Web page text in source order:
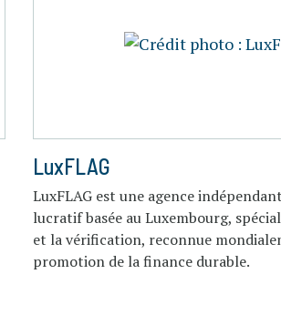
LuxFLAG
LuxFLAG est une agence
lucratif basée au Luxembourg,
et la vérification, reconnue
promotion de la finance durable.